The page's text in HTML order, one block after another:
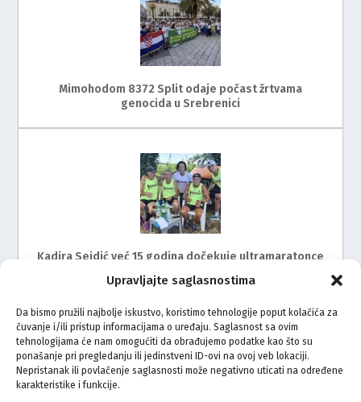
Upravljajte saglasnostima
Da bismo pružili najbolje iskustvo, koristimo tehnologije poput kolačića za
čuvanje i/ili pristup informacijama o uređaju. Saglasnost sa ovim
tehnologijama će nam omogućiti da obrađujemo podatke kao što su
ponašanje pri pregledanju ili jedinstveni ID-ovi na ovoj veb lokaciji.
Nepristanak ili povlačenje saglasnosti može negativno uticati na određene
karakteristike i funkcije.
Mimohodom 8372 Split odaje počast žrtvama
genocida u Srebrenici
Kadira Sejdić već 15 godina dočekuje ultramaratonce